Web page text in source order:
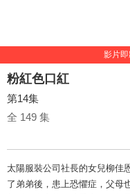
影片
粉紅色口紅
第14集
全 149 集
太陽服裝公司社長的女兒柳佳
了弟弟後，患上恐懼症，父母